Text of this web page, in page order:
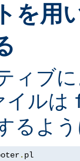
を用
ィブ
イルは
るよ
.